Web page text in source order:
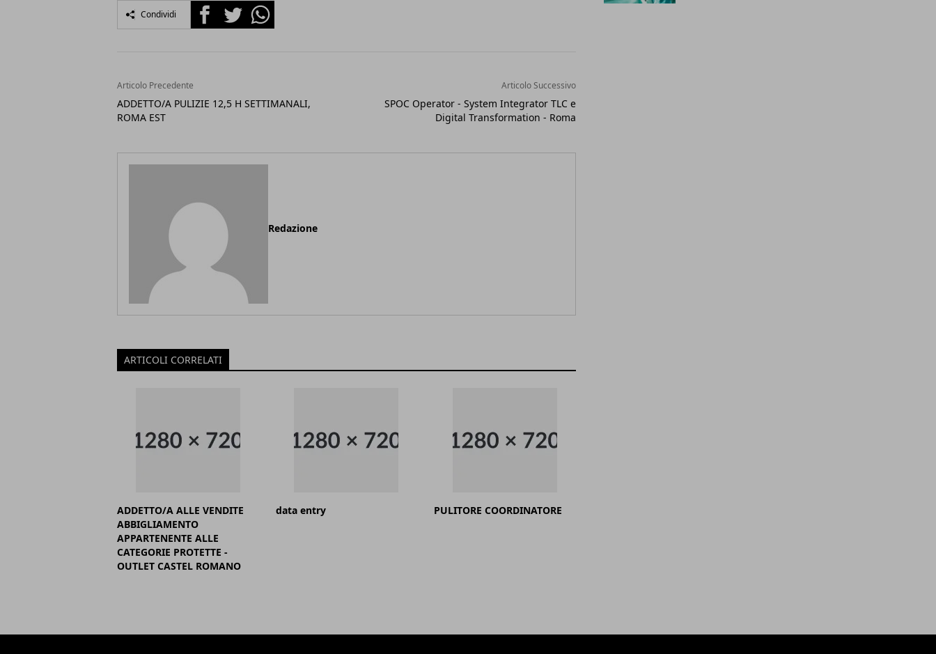
Condividi FacebookTwitterWhatsapp
Articolo Precedente
ADDETTO/A PULIZIE 12,5 H SETTIMANALI,
ROMA EST
Articolo Successivo
SPOC Operator - System Integrator TLC e
Digital Transformation - Roma
Redazione
ARTICOLI CORRELATI
ADDETTO/A ALLE VENDITE
ABBIGLIAMENTO
APPARTENENTE ALLE
CATEGORIE PROTETTE -
OUTLET CASTEL ROMANO
data entry PULITORE COORDINATORE